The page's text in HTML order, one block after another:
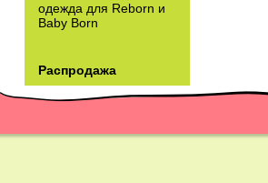
одежда для Reborn и
Baby Born
Распродажа